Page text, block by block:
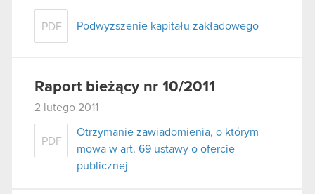
PDF Podwyższenie kapitału zakładowego
Raport bieżący nr 10/2011
2 lutego 2011
PDF
Otrzymanie zawiadomienia, o którym
mowa w art. 69 ustawy o ofercie
publicznej